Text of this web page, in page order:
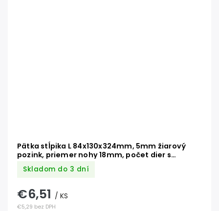
Pätka stĺpika L 84x130x324mm, 5mm žiarový
pozink, priemer nohy 18mm, počet dier s
priemerom 11mm-3ks
Skladom do 3 dní
€5,29 bez DPH
€6,51 / KS